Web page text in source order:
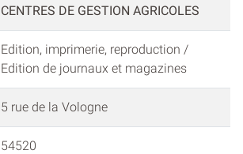
CENTRES DE GESTION AGRICOLES
Edition, imprimerie, reproduction /
Edition de journaux et magazines
5 rue de la Vologne
54520